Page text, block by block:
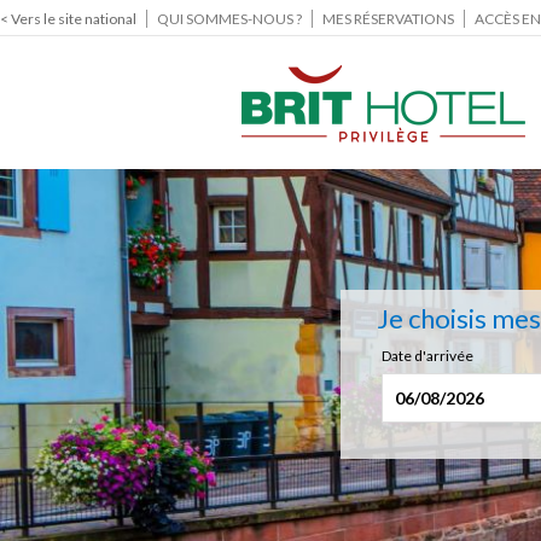
< Vers le site national QUI SOMMES-NOUS ? MES RÉSERVATIONS ACCÈS
Je choisis
Date d'arrivée